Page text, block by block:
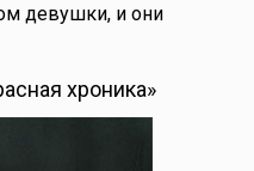
девушки, и они
хроника»